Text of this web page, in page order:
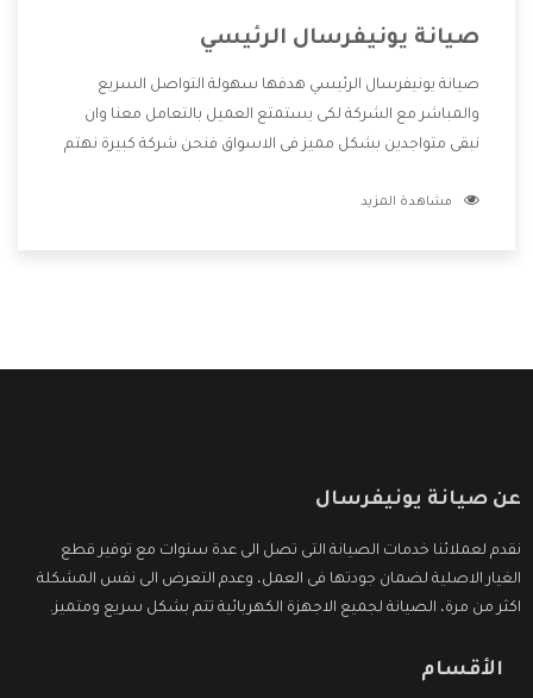
صيانة يونيفرسال الرئيسي
صيانة يونيفرسال الرئيسي هدفها سهولة التواصل السريع
والمباشر مع الشركة لكى يستمتع العميل بالتعامل معنا وان
نبقى متواجدين بشكل مميز فى الاسواق فنحن شركة كبيرة نهتم
الشركة بها والتى تكون منها خدمة الصيانة التى تكون من أهم
مشاهدة المزيد
عن صيانة يونيفرسال
نقدم لعملائنا خدمات الصيانة التى تصل الى عدة سنوات مع توفير قطع
الغيار الاصلية لضمان جودتها فى العمل، وعدم التعرض الى نفس المشكلة
اكثر من مرة، الصيانة لجميع الاجهزة الكهربائية تتم بشكل سريع ومتميز.
الأقسام